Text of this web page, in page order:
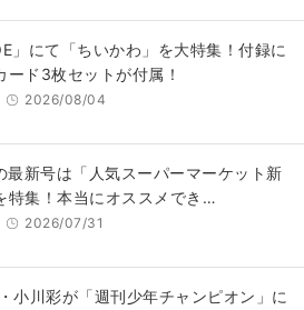
」にて「ちいかわ」を大特集！付録に
ード3枚セットが付属！
2026/08/04
最新号は「人気スーパーマーケット新
特集！本当にオススメでき…
2026/07/31
小川彩が「週刊少年チャンピオン」に